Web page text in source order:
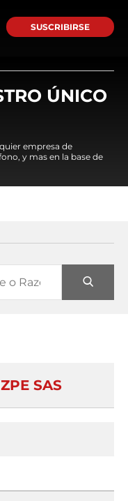
SUSCRIBIRSE
ÚNICO
empresa de
y mas en la base de
SAS